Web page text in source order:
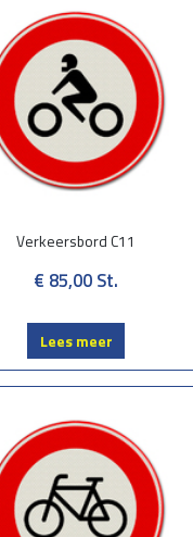
Verkeersbord C11
€ 85,00 St.
Lees meer